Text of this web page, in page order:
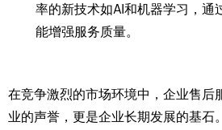
率的新技术如AI和机器学习，通
能增强服务质量。
在竞争激烈的市场环境中，企业售后
业的声誉，更是企业长期发展的基石